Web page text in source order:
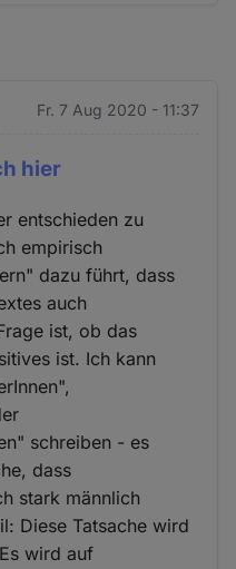
Fr. 7 Aug 2020 - 11:37
hier
entschieden zu
empirisch
dazu führt, dass
auch
ist, ob das
ist. Ich kann
schreiben - es
dass
stark männlich
Diese Tatsache wird
wird auf